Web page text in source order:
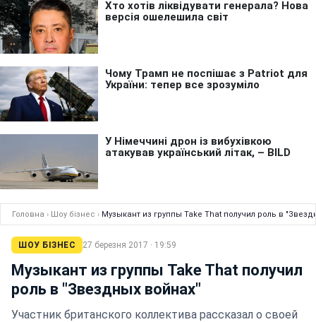
Головна › Шоу бізнес › Музыкант из группы Take That получил роль в
ШОУ БІЗНЕС 27 березня 2017 · 19:59
Музыкант из группы Take That получил
роль в "Звездных войнах"
Участник британского коллектива рассказал о своей